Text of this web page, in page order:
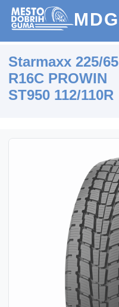
MDG
Starmaxx 225/65
R16C PROWIN
ST950 112/110R